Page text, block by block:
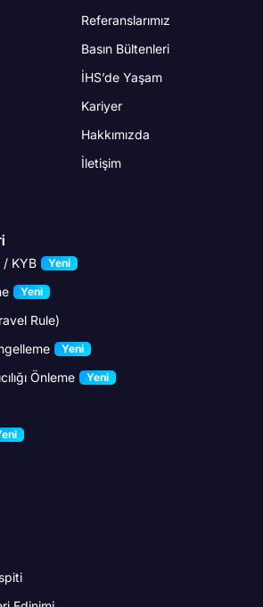
Referanslarımız
Basın Bültenleri
İHS’de Yaşam
Kariyer
Hakkımızda
İletişim
/ KYB Yeni
Yeni
Rule)
Yeni
Önleme Yeni